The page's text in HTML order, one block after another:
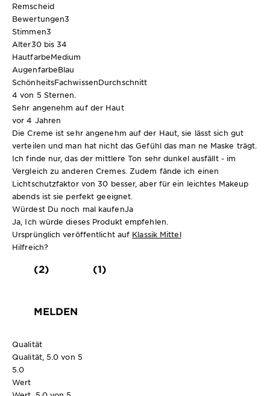
Remscheid
Bewertungen3
Stimmen3
Alter30 bis 34
HautfarbeMedium
AugenfarbeBlau
SchönheitsFachwissenDurchschnitt
4 von 5 Sternen.
Sehr angenehm auf der Haut
vor 4 Jahren
Die Creme ist sehr angenehm auf der Haut, sie lässt sich gut
verteilen und man hat nicht das Gefühl das man ne Maske trägt.
Ich finde nur, das der mittlere Ton sehr dunkel ausfällt - im
Vergleich zu anderen Cremes. Zudem fände ich einen
Lichtschutzfaktor von 30 besser, aber für ein leichtes Makeup
abends ist sie perfekt geeignet.
Würdest Du noch mal kaufenJa
Ja, Ich würde dieses Produkt empfehlen.
Ursprünglich veröffentlicht auf Klassik Mittel
Hilfreich?
(2) (1)
MELDEN
Qualität
Qualität, 5.0 von 5
5.0
Wert